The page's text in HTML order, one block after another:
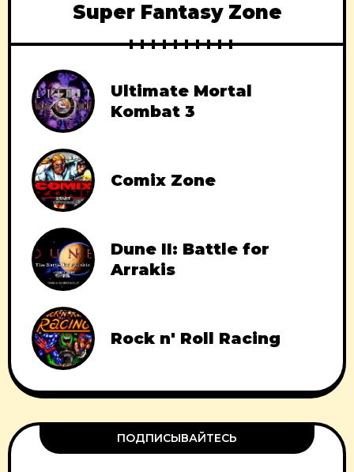
Super Fantasy Zone
Ultimate Mortal
Kombat 3
Comix Zone
Dune II: Battle for
Arrakis
Rock n' Roll Racing
ПОДПИСЫВАЙТЕСЬ